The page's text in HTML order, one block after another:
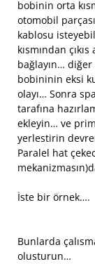
bobinin orta
otomobil
kablosu
kısmından
bağlayın…
bobininin eksi
olayı… Sonra
tarafına
ekleyin… ve
yerlestirin
Paralel hat
İste bir örnek….
Bunlarda
olusturun…